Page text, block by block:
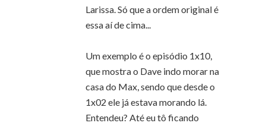
Larissa. Só que a ordem original é
essa aí de cima...
Um exemplo é o episódio 1x10,
que mostra o Dave indo morar na
casa do Max, sendo que desde o
1x02 ele já estava morando lá.
Entendeu? Até eu tô ficando